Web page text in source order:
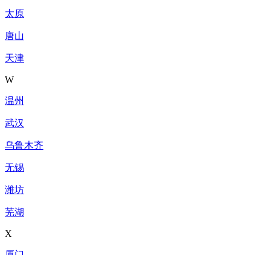
太原
唐山
天津
W
温州
武汉
乌鲁木齐
无锡
潍坊
芜湖
X